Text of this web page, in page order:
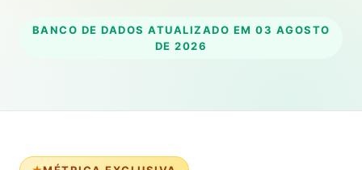
BANCO DE DADOS ATUALIZADO EM 03 AGOSTO
DE 2026